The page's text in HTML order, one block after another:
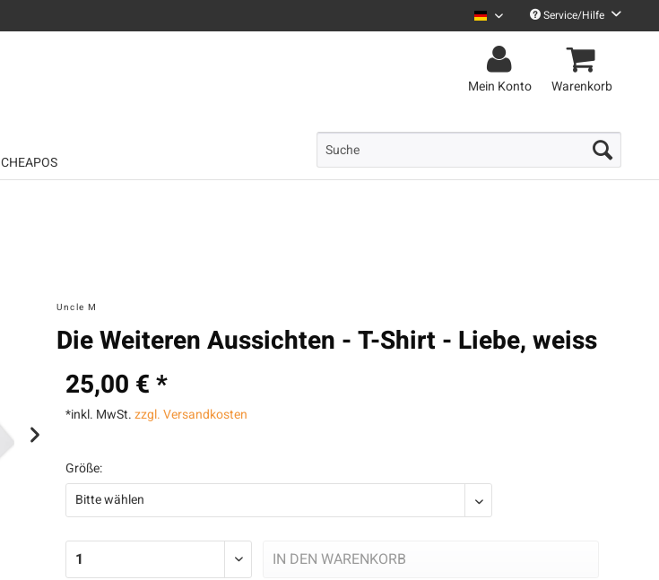
Uncle M DeutschService/Hilfe
Mein Konto Warenkorb
CHEAPOS
Uncle M
Die Weiteren Aussichten - T-Shirt - Liebe, weiss
25,00 € *
*inkl. MwSt.zzgl. Versandkosten
Größe:
IN DEN WARENKORB